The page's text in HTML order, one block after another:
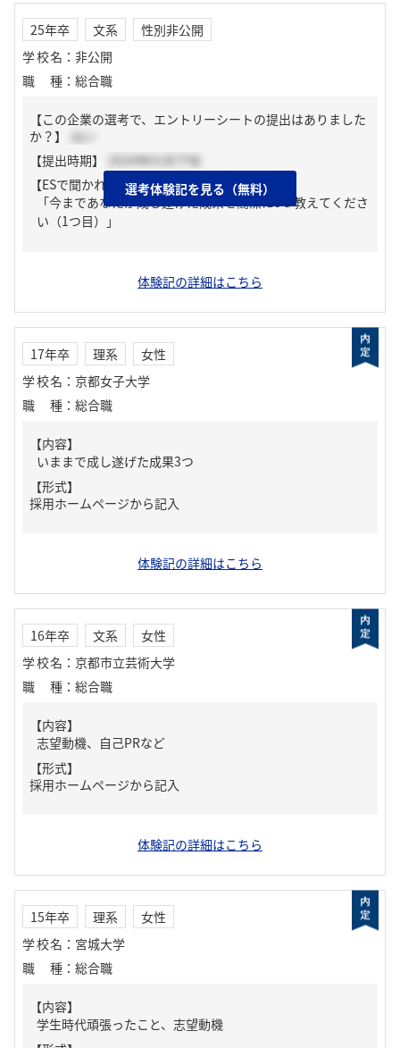
25年卒 文系
性別非公開
学校名 ： 非公開
職種 ： 総合職
【この企業の選考で、エントリーシートの提出はありました
か？】
はい
【提出時期】
2024年01月下旬
【ESで聞かれた質問】
「今まであなたが成し遂げた成果を簡潔に3つ教えてくださ
い（1つ目）」
体験記の詳細はこちら
選考体験記を見る（無料）
17年卒 理系
女性
学校名 ： 京都女子大学
職種 ： 総合職
【内容】
いままで成し遂げた成果3つ
【形式】
採用ホームページから記入
体験記の詳細はこちら
16年卒 文系
女性
学校名 ： 京都市立芸術大学
職種 ： 総合職
【内容】
志望動機、自己PRなど
【形式】
採用ホームページから記入
体験記の詳細はこちら
15年卒 理系
女性
学校名 ： 宮城大学
職種 ： 総合職
【内容】
学生時代頑張ったこと、志望動機